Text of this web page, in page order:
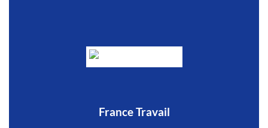
France Travail